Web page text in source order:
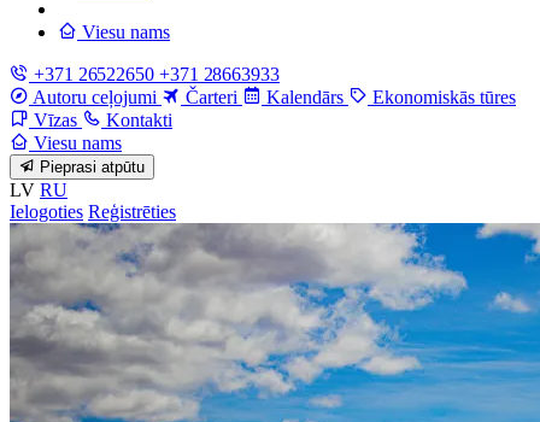
Viesu nams
+371 26522650 +371 28663933
Autoru ceļojumi
Čarteri Kalendārs
Ekonomiskās tūres
Vīzas
Kontakti
Viesu nams
Pieprasi atpūtu
LV RU
Ielogoties Reģistrēties